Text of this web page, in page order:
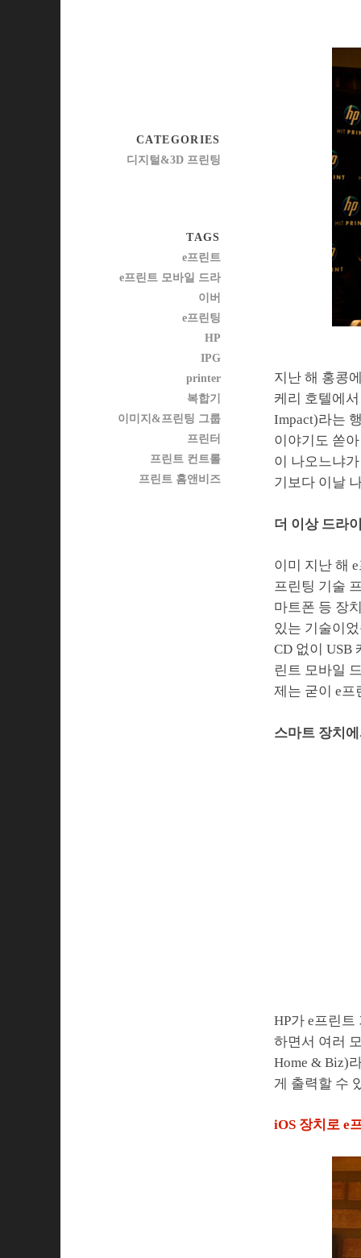
지난 해 홍콩
케리 호텔에
Impact)라는
이야기도 쏟
이 나오느냐
기보다 이날
더 이상 드라
이미 지난 해
프린팅 기술
마트폰 등 장
있는 기술이
CD 없이 USB
린트 모바일
제는 굳이 e프
스마트 장치
HP가 e프린
하면서 여러
Home & Biz)
게 출력할 수
iOS 장치로 e
CATEGORIES
디지털&3D 프린팅
TAGS
e프린트
e프린트 모바일 드라
이버
e프린팅
HP
IPG
printer
복합기
이미지&프린팅 그룹
프린터
프린트 컨트롤
프린트 홈앤비즈